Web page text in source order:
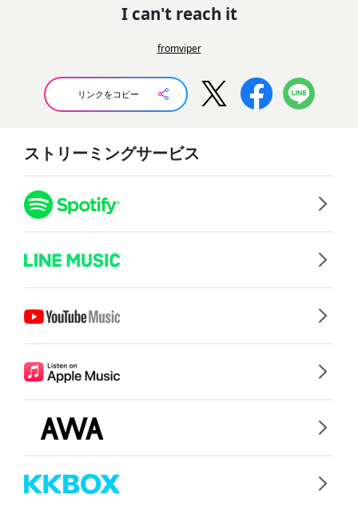
I can't reach it
fromviper
リンクをコピー
ストリーミングサービス